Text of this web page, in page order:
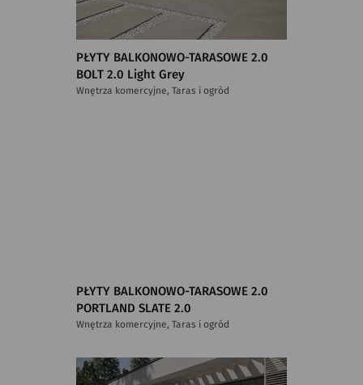
PŁYTY BALKONOWO-TARASOWE 2.0
BOLT 2.0 Light Grey
Wnętrza komercyjne, Taras i ogród
PŁYTY BALKONOWO-TARASOWE 2.0
PORTLAND SLATE 2.0
Wnętrza komercyjne, Taras i ogród